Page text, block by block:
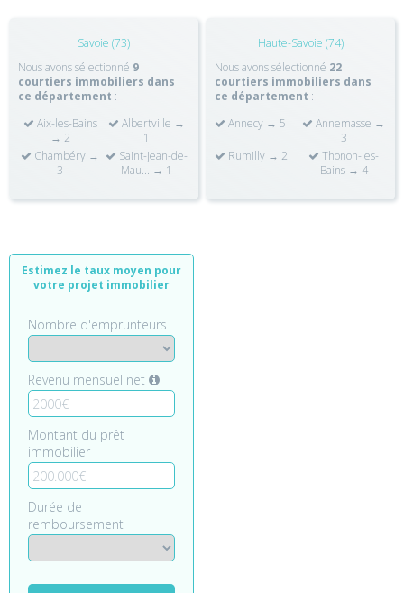
Savoie (73)
Nous avons sélectionné 9
courtiers immobiliers dans
ce département :
Aix-les-Bains
→ 2
Albertville →
1
Chambéry →
3
Saint-Jean-de-
Mau... → 1
Haute-Savoie (74)
Nous avons sélectionné 22
courtiers immobiliers dans
ce département :
Annecy → 5
Annemasse →
3
Rumilly → 2
Thonon-les-
Bains → 4
Estimez le taux moyen pour
votre projet immobilier
Nombre d'emprunteurs
Revenu mensuel net
Montant du prêt
immobilier
Durée de
remboursement